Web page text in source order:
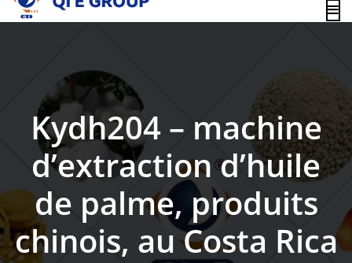
content
Kydh204 – machine
d’extraction d’huile
de palme, produits
chinois, au Costa Rica